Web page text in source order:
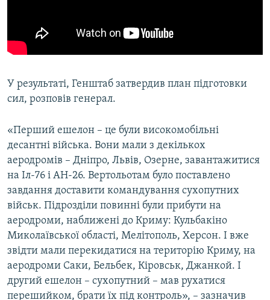
У результаті, Генштаб затвердив план підготовки
сил, розповів генерал.
«Перший ешелон – це були високомобільні
десантні війська. Вони мали з декількох
аеродромів – Дніпро, Львів, Озерне, завантажитися
на Іл-76 і АН-26. Вертольотам було поставлено
завдання доставити командування сухопутних
військ. Підрозділи повинні були прибути на
аеродроми, наближені до Криму: Кульбакіно
Миколаївської області, Мелітополь, Херсон. І вже
звідти мали перекидатися на територію Криму, на
аеродроми Саки, Бельбек, Кіровськ, Джанкой. І
другий ешелон – сухопутний – мав рухатися
перешийком, брати їх під контроль», – зазначив